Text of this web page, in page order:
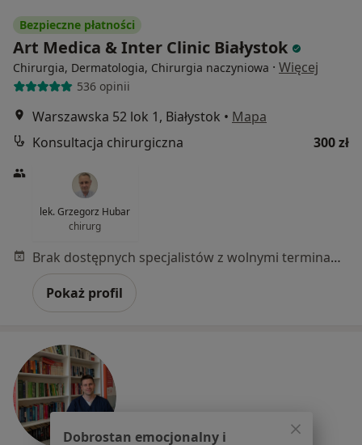
Bezpieczne płatności
Art Medica & Inter Clinic Białystok
Chirurgia, Dermatologia, Chirurgia naczyniowa · Więcej
536 opinii
Warszawska 52 lok 1, Białystok • Mapa
Konsultacja chirurgiczna
300 zł
lek. Grzegorz Hubar
chirurg
Brak dostępnych specjalistów z wolnymi terminami w tym centrum medycznym.
Pokaż profil
Dobrostan emocjonalny i